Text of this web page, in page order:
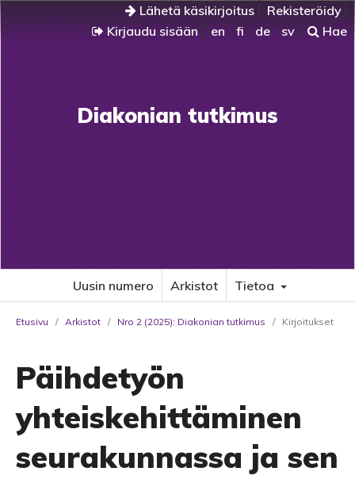
Lähetä käsikirjoitus
Rekisteröidy
Kirjaudu sisään
en fi de sv Hae
Diakonian tutkimus
Uusin numero Arkistot Tietoa
Etusivu / Arkistot / Nro 2 (2025): Diakonian tutkimus / Kirjoitukset
Päihdetyön
yhteiskehittäminen
seurakunnassa ja sen